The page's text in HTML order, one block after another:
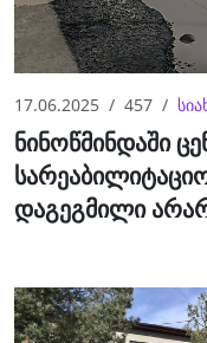
17.06.2025 457
ნინოწმინდაში
დაგეგმილი